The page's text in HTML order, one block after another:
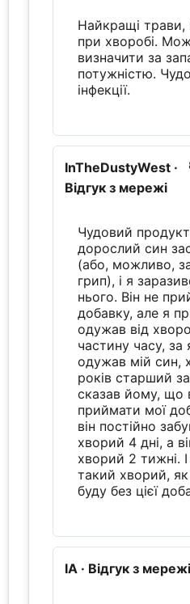
Найкращі трави,
при хворобі.
визначити за
потужністю.
інфекції.
InTheDustyWest ·
Відгук з мережі
Чудовий
дорослий син
(або, можливо,
грип), і я
нього. Він не
добавку, але я
одужав від
частину часу, за
одужав мій син,
років старший
сказав йому, що
приймати мої
він постійно
хворий 4 дні, а
хворий 2 тижні.
такий хворий, як
буду без цієї
IA · Відгук з мережі